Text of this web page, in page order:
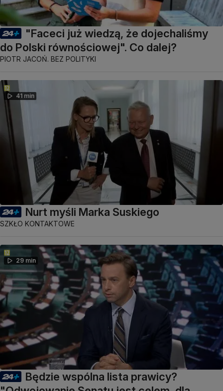
"Faceci już wiedzą, że dojechaliśmy
do Polski równościowej". Co dalej?
PIOTR JACOŃ. BEZ POLITYKI
41 min
Nurt myśli Marka Suskiego
SZKŁO KONTAKTOWE
29 min
Będzie wspólna lista prawicy?